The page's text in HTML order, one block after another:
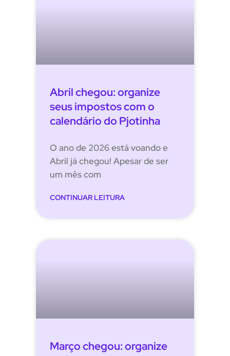
Abril chegou: organize
seus impostos com o
calendário do Pjotinha
O ano de 2026 está voando e
Abril já chegou! Apesar de ser
um mês com
CONTINUAR LEITURA
Março chegou: organize